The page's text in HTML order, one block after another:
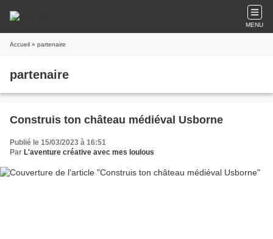
MENU
Accueil » partenaire
partenaire
Construis ton château médiéval Usborne
Publié le 15/03/2023 à 16:51
Par L'aventure créative avec mes loulous